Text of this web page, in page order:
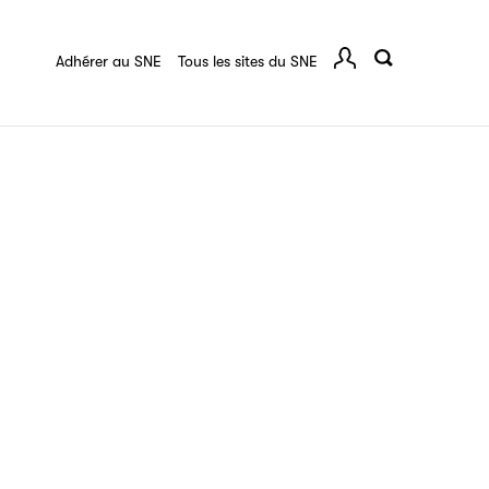
Adhérer au SNE Tous les sites du SNE